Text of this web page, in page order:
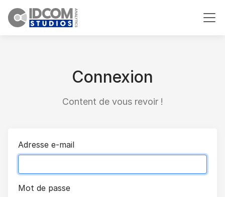
Connexion
Content de vous revoir !
Adresse e-mail
Mot de passe